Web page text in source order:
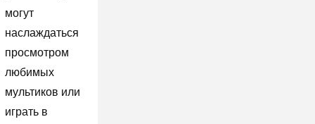
могут
наслаждаться
просмотром
любимых
мультиков или
играть в